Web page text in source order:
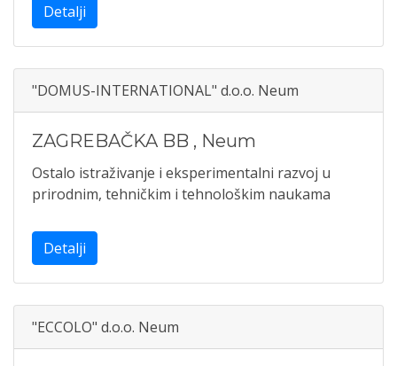
Detalji
"DOMUS-INTERNATIONAL" d.o.o. Neum
ZAGREBAČKA BB , Neum
Ostalo istraživanje i eksperimentalni razvoj u
prirodnim, tehničkim i tehnološkim naukama
Detalji
"ECCOLO" d.o.o. Neum